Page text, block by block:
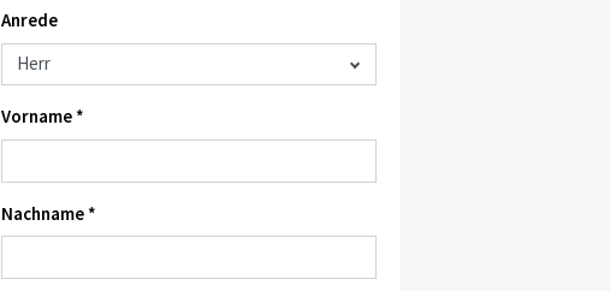
Anrede
Vorname *
Nachname *